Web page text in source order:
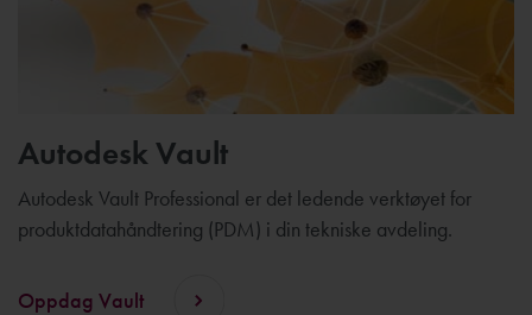
Autodesk Vault
Autodesk Vault Professional er det ledende verktøyet for
produktdatahåndtering (PDM) i din tekniske avdeling.
Oppdag Vault